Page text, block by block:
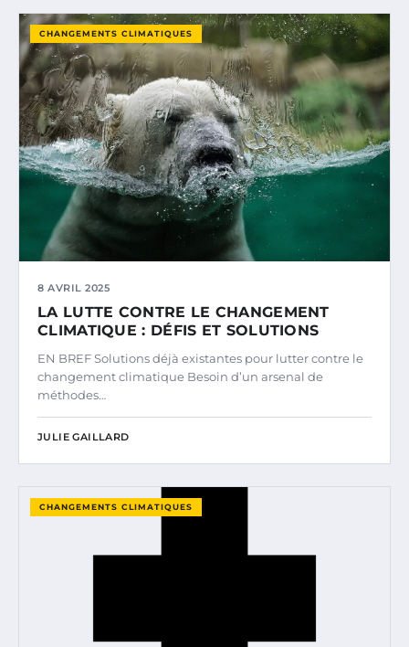
CHANGEMENTS CLIMATIQUES
8 AVRIL 2025
LA LUTTE CONTRE LE CHANGEMENT
CLIMATIQUE : DÉFIS ET SOLUTIONS
EN BREF Solutions déjà existantes pour lutter contre le
changement climatique Besoin d’un arsenal de
méthodes…
JULIE GAILLARD
CHANGEMENTS CLIMATIQUES